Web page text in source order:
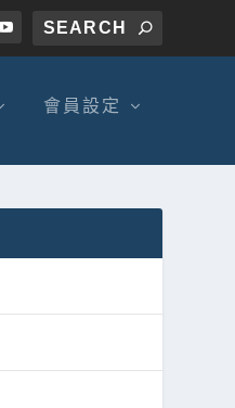
會員設定